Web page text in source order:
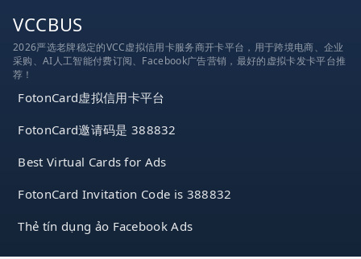
VCCBUS
2026严选老牌稳定的VCC虚拟信用卡服务商开卡平台，用于跨境电商、企业
采购、AI人工智能付费订阅、Facebook广告营销，最好的虚拟卡发卡平台推
荐！
FotonCard虚拟信用卡平台
FotonCard邀请码是 388832
Best Virtual Cards for Ads
FotonCard Invitation Code is 388832
Thẻ tín dụng ảo Facebook Ads